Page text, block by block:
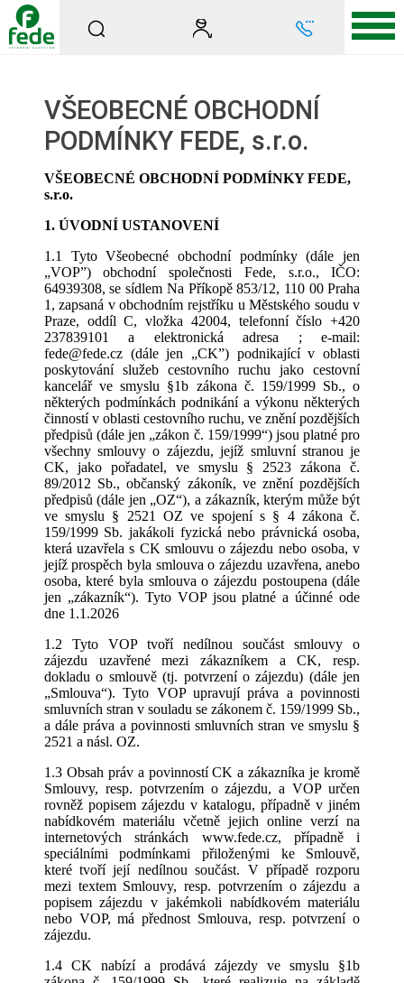
VŠEOBECNÉ OBCHODNÍ
PODMÍNKY FEDE, s.r.o.
VŠEOBECNÉ OBCHODNÍ PODMÍNKY FEDE,
s.r.o.
1. ÚVODNÍ USTANOVENÍ
1.1 Tyto Všeobecné obchodní podmínky (dále jen
„VOP”) obchodní společnosti Fede, s.r.o., IČO:
64939308, se sídlem Na Příkopě 853/12, 110 00 Praha
1, zapsaná v obchodním rejstříku u Městského soudu v
Praze, oddíl C, vložka 42004, telefonní číslo +420
237839101 a elektronická adresa ; e-mail:
fede@fede.cz (dále jen „CK”) podnikající v oblasti
poskytování služeb cestovního ruchu jako cestovní
kancelář ve smyslu §1b zákona č. 159/1999 Sb., o
některých podmínkách podnikání a výkonu některých
činností v oblasti cestovního ruchu, ve znění pozdějších
předpisů (dále jen „zákon č. 159/1999“) jsou platné pro
všechny smlouvy o zájezdu, jejíž smluvní stranou je
CK, jako pořadatel, ve smyslu § 2523 zákona č.
89/2012 Sb., občanský zákoník, ve znění pozdějších
předpisů (dále jen „OZ“), a zákazník, kterým může být
ve smyslu § 2521 OZ ve spojení s § 4 zákona č.
159/1999 Sb. jakákoli fyzická nebo právnická osoba,
která uzavřela s CK smlouvu o zájezdu nebo osoba, v
jejíž prospěch byla smlouva o zájezdu uzavřena, anebo
osoba, které byla smlouva o zájezdu postoupena (dále
jen „zákazník“). Tyto VOP jsou platné a účinné ode
dne 1.1.2026
1.2 Tyto VOP tvoří nedílnou součást smlouvy o
zájezdu uzavřené mezi zákazníkem a CK, resp.
dokladu o smlouvě (tj. potvrzení o zájezdu) (dále jen
„Smlouva“). Tyto VOP upravují práva a povinnosti
smluvních stran v souladu se zákonem č. 159/1999 Sb.,
a dále práva a povinnosti smluvních stran ve smyslu §
2521 a násl. OZ.
1.3 Obsah práv a povinností CK a zákazníka je kromě
Smlouvy, resp. potvrzením o zájezdu, a VOP určen
rovněž popisem zájezdu v katalogu, případně v jiném
nabídkovém materiálu včetně jejich online verzí na
internetových stránkách www.fede.cz, případně i
speciálními podmínkami přiloženými ke Smlouvě,
které tvoří její nedílnou součást. V případě rozporu
mezi textem Smlouvy, resp. potvrzením o zájezdu a
popisem zájezdu v jakémkoli nabídkovém materiálu
nebo VOP, má přednost Smlouva, resp. potvrzení o
zájezdu.
1.4 CK nabízí a prodává zájezdy ve smyslu §1b